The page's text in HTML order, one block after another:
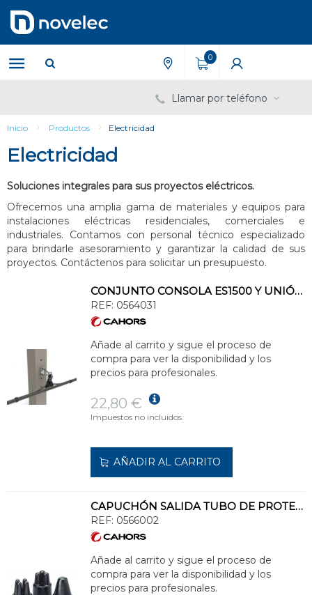
contenido
menú
de
navegación
0
Llamar por teléfono
Inicio Productos Electricidad
Electricidad
Soluciones integrales para sus proyectos eléctricos.
Ofrecemos una amplia gama de materiales y equipos para
instalaciones eléctricas residenciales, comerciales e
industriales. Contamos con personal técnico especializado
para brindarle asesoramiento y garantizar la calidad de sus
proyectos. Contáctenos para solicitar un presupuesto.
CONJUNTO CONSOLA ES1500 Y UNIÓN MÓVIL Y PINZA
REF: 0564031
Añade al carrito y sigue el proceso de
compra para ver la disponibilidad y los
precios para profesionales.
22,80 €
Impuestos no incluidos.
AÑADIR AL CARRITO
CAPUCHÓN SALIDA TUBO DE PROTECCIÓN CP90/1
REF: 0566002
Añade al carrito y sigue el proceso de
compra para ver la disponibilidad y los
precios para profesionales.